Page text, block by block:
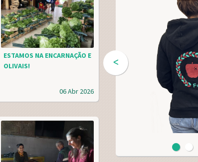
06 Abr 2026
ESTAMOS NA ENCARNAÇÃO E
OLIVAIS!
ᐸ